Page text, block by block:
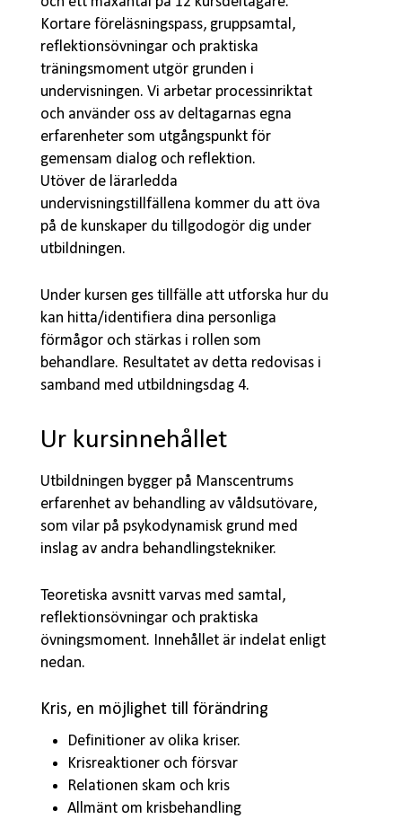
Kortare föreläsningspass, gruppsamtal,
reflektionsövningar och praktiska
träningsmoment utgör grunden i
undervisningen. Vi arbetar processinriktat
och använder oss av deltagarnas egna
erfarenheter som utgångspunkt för
gemensam dialog och reflektion.
Utöver de lärarledda
undervisningstillfällena kommer du att öva
på de kunskaper du tillgodogör dig under
utbildningen.
Under kursen ges tillfälle att utforska hur du
kan hitta/identifiera dina personliga
förmågor och stärkas i rollen som
behandlare. Resultatet av detta redovisas i
samband med utbildningsdag 4.
Ur kursinnehållet
Utbildningen bygger på Manscentrums
erfarenhet av behandling av våldsutövare,
som vilar på psykodynamisk grund med
inslag av andra behandlingstekniker.
Teoretiska avsnitt varvas med samtal,
reflektionsövningar och praktiska
övningsmoment. Innehållet är indelat enligt
nedan.
Kris, en möjlighet till förändring
Definitioner av olika kriser.
Krisreaktioner och försvar
Relationen skam och kris
Allmänt om krisbehandling